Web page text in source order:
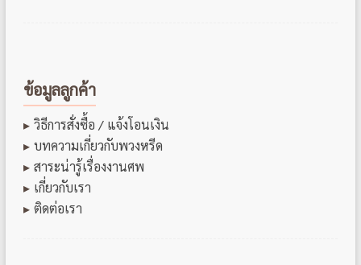
ข้อมูลลูกค้า
วิธีการสั่งซื้อ / แจ้งโอนเงิน
บทความเกี่ยวกับพวงหรีด
สาระน่ารู้เรื่องงานศพ
เกี่ยวกับเรา
ติดต่อเรา